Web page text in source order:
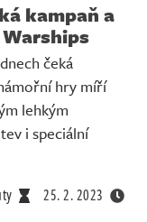
kampaň a
čeká
hry míří
lehkým
i speciální
25. 2. 2023